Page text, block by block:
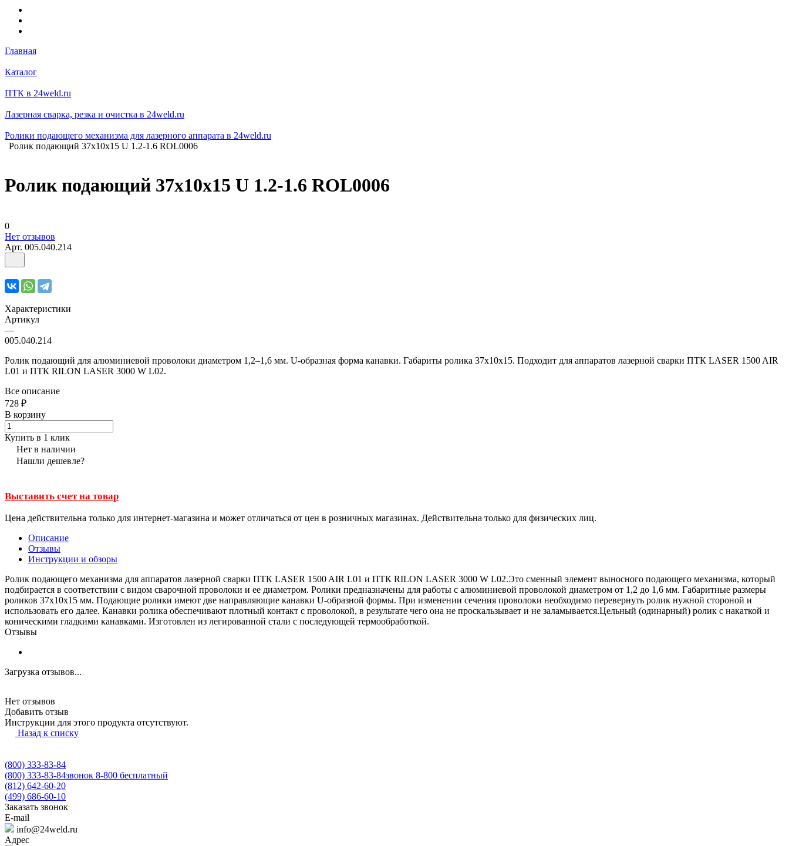
Главная
Каталог
ПТК в 24weld.ru
Лазерная сварка, резка и очистка в 24weld.ru
Ролики подающего механизма для лазерного аппарата в 24weld.ru
Ролик подающий 37х10х15 U 1.2-1.6 ROL0006
Ролик подающий 37х10х15 U 1.2-1.6 ROL0006
0
Нет отзывов
Арт. 005.040.214
Характеристики
Артикул
—
005.040.214
Ролик подающий для алюминиевой проволоки диаметром 1,2–1,6 мм. U-образная форма канавки. Габариты ролика 37х10х15. Подходит для аппаратов лазерной сварки ПТК LASER 1500 AIR
L01 и ПТК RILON LASER 3000 W L02.
Все описание
728 ₽
В корзину
Купить в 1 клик
Нет в наличии
Нашли дешевле?
Выставить счет на товар
Цена действительна только для интернет-магазина и может отличаться от цен в розничных магазинах. Действительна только для физических лиц.
Описание
Отзывы
Инструкции и обзоры
Ролик подающего механизма для аппаратов лазерной сварки ПТК LASER 1500 AIR L01 и ПТК RILON LASER 3000 W L02.Это сменный элемент выносного подающего механизма, который
подбирается в соответствии с видом сварочной проволоки и ее диаметром. Ролики предназначены для работы с алюминиевой проволокой диаметром от 1,2 до 1,6 мм. Габаритные размеры
роликов 37х10х15 мм. Подающие ролики имеют две направляющие канавки U-образной формы. При изменении сечения проволоки необходимо перевернуть ролик нужной стороной и
использовать его далее. Канавки ролика обеспечивают плотный контакт с проволокой, в результате чего она не проскальзывает и не заламывается.Цельный (одинарный) ролик с накаткой и
коническими гладкими канавками. Изготовлен из легированной стали с последующей термообработкой.
Отзывы
Загрузка отзывов...
Нет отзывов
Добавить отзыв
Инструкции для этого продукта отсутствуют.
Назад к списку
(800) 333-83-84
(800) 333-83-84звонок 8-800 бесплатный
(812) 642-60-20
(499) 686-60-10
Заказать звонок
E-mail
info@24weld.ru
Адрес